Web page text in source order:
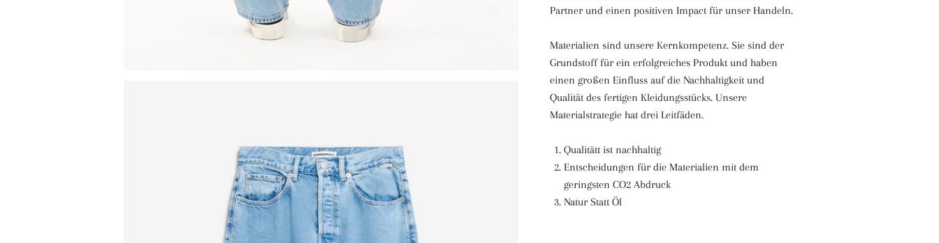
Partner und einen positiven Impact für unser Handeln.
Materialien sind unsere Kernkompetenz. Sie sind der
Grundstoff für ein erfolgreiches Produkt und haben
einen großen Einfluss auf die Nachhaltigkeit und
Qualität des fertigen Kleidungsstücks. Unsere
Materialstrategie hat drei Leitfäden.
Qualitätt ist nachhaltig
Entscheidungen für die Materialien mit dem
geringsten CO2 Abdruck
Natur Statt Öl